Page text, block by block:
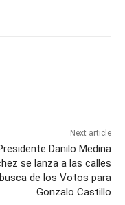
Next article
Danilo Medina
se lanza a las calles
de los Votos para
Gonzalo Castillo